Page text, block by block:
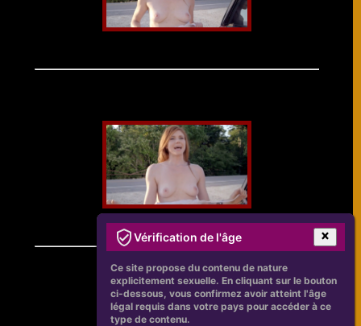
Vérification de l'âge
Ce site propose du contenu de nature
explicitement sexuelle. En cliquant sur le bouton
ci-dessous, vous confirmez avoir atteint l'âge
légal requis dans votre pays pour accéder à ce
type de contenu.